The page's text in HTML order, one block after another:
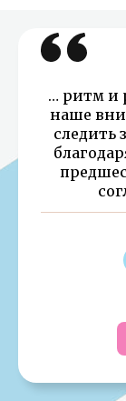
… ритм и
наше
следить